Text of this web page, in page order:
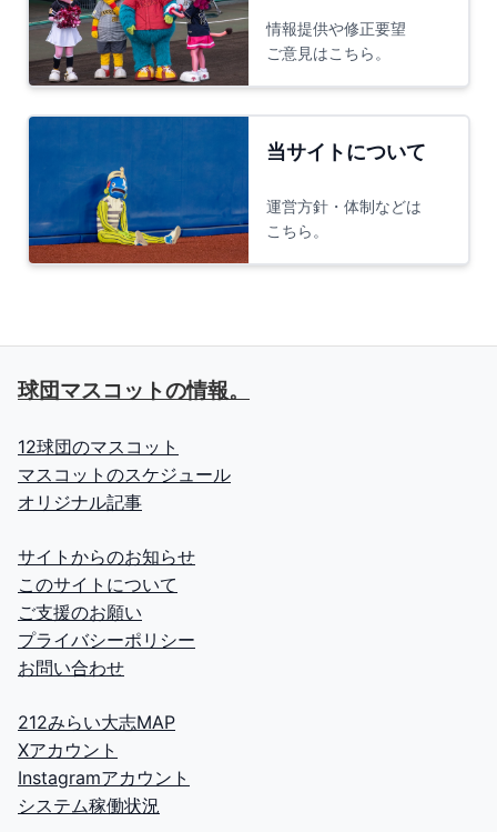
情報提供や修正要望
ご意見はこちら。
当サイトについて
運営方針・体制などは
こちら。
球団マスコットの情報。
12球団のマスコット
マスコットのスケジュール
オリジナル記事
サイトからのお知らせ
このサイトについて
ご支援のお願い
プライバシーポリシー
お問い合わせ
212みらい大志MAP
Xアカウント
Instagramアカウント
システム稼働状況